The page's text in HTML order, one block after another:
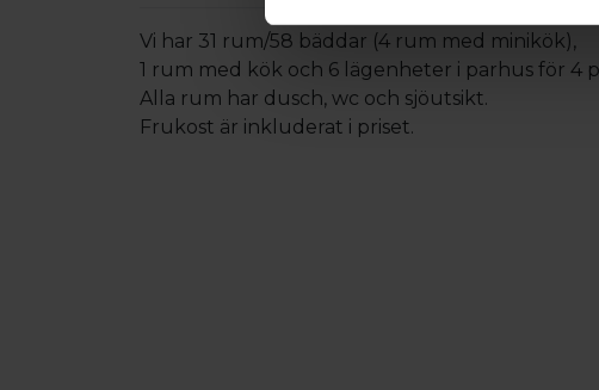
Vi har 31 rum/58 bäddar (4 rum med minikök),
1 rum med kök och 6 lägenheter i parhus för 4
Alla rum har dusch, wc och sjöutsikt.
Frukost är inkluderat i priset.